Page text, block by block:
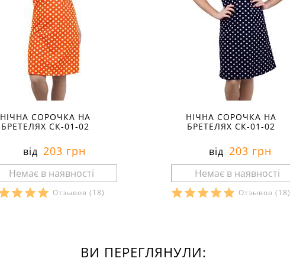
НІЧНА СОРОЧКА НА
БРЕТЕЛЯХ СК-01-02
від 203 грн
Отзывов (18)
НІЧНА СОРОЧКА НА
БРЕТЕЛЯХ СК-01-02
від 203 грн
Отзывов (18)
ВИ ПЕРЕГЛЯНУЛИ: